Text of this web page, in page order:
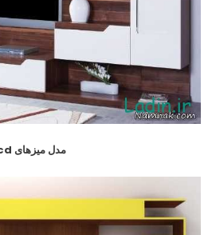
مدل میزهای lcd